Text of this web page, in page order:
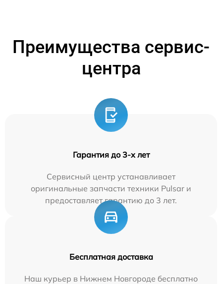
Преимущества сервис-
центра
Гарантия до 3-х лет
Сервисный центр устанавливает
оригинальные запчасти техники Pulsar и
предоставляет гарантию до 3 лет.
Бесплатная доставка
Наш курьер в Нижнем Новгороде бесплатно